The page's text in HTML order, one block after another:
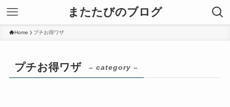
またたびのブログ
Home プチお得ワザ
プチお得ワザ – category –